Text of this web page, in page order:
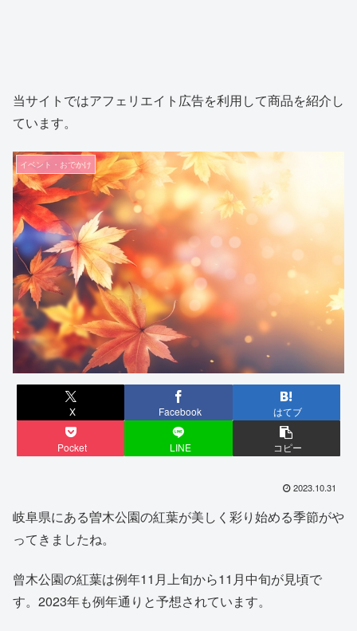
当サイトではアフェリエイト広告を利用して商品を紹介し
ています。
イベント・おでかけ
X Facebook はてブ
Pocket LINE コピー
2023.10.31
岐阜県にある曽木公園の紅葉が美しく彩り始める季節がや
ってきましたね。
曾木公園の紅葉は例年11月上旬から11月中旬が見頃で
す。2023年も例年通りと予想されています。